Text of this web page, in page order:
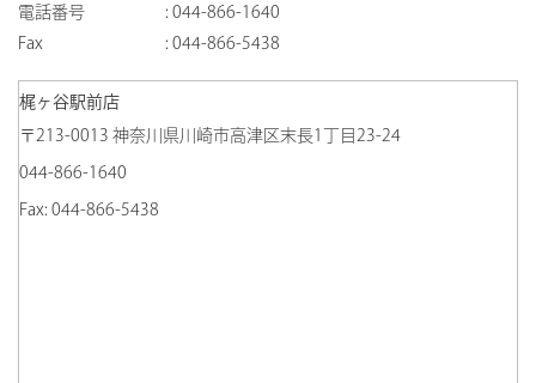
電話番号
: 044-866-1640
Fax
: 044-866-5438
梶ヶ谷駅前店
〒213-0013 神奈川県川崎市高津区末長1丁目23-24
044-866-1640
Fax: 044-866-5438